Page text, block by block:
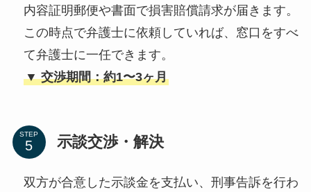
内容証明郵便や書面で損害賠償請求が届きます。
この時点で弁護士に依頼していれば、窓口をすべ
て弁護士に一任できます。
▼ 交渉期間：約1〜3ヶ月
STEP 示談交渉・解決
双方が合意した示談金を支払い、刑事告訴を行わ